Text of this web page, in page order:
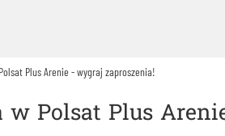
Plus Arenie - wygraj zaproszenia!
w Polsat Plus